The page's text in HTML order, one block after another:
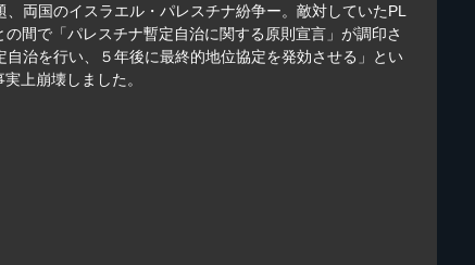
両国のイスラエル・パレスチナ紛争ー。敵対していたPL
間で「パレスチナ暫定自治に関する原則宣言」が調印さ
治を行い、５年後に最終的地位協定を発効させる」とい
上崩壊しました。